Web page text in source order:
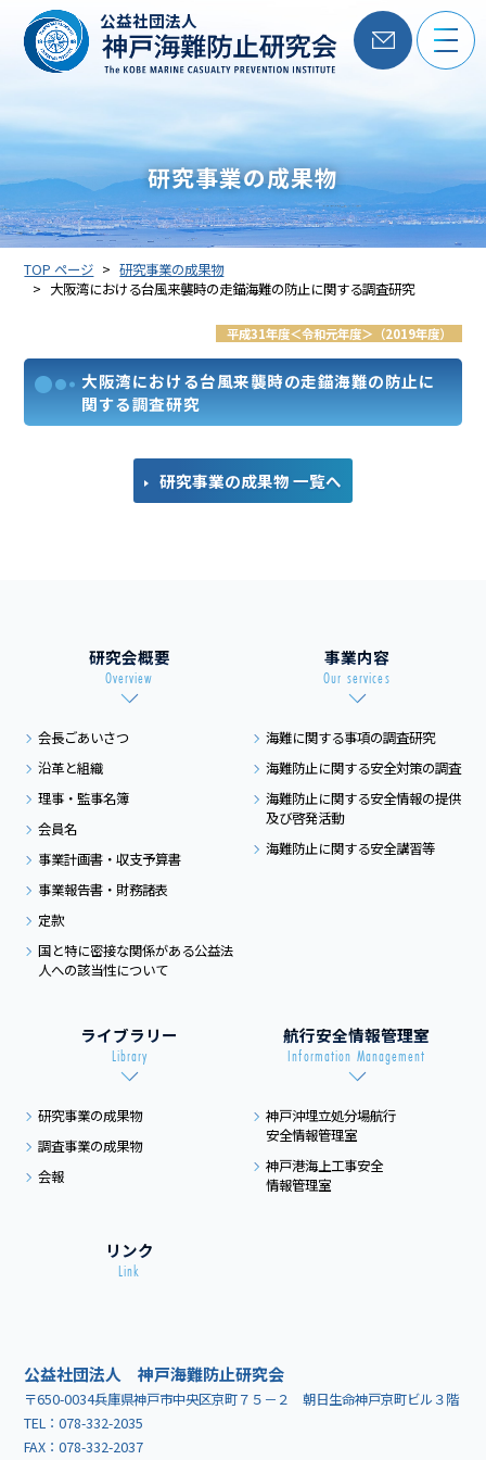
公益社団法人
研究事業の成果物
TOP ページ
研究事業の成果物
大阪湾における台風来襲時の走錨海難の防止に関する調査研究
平成31年度＜令和元年度＞（2019年度）
大阪湾における台風来襲時の走錨海難の防止に
関する調査研究
研究事業の成果物 一覧へ
研究会概要
Overview
会長ごあいさつ
沿革と組織
理事・監事名簿
会員名
事業計画書・収支予算書
事業報告書・財務諸表
定款
国と特に密接な関係がある公益法
人への該当性について
事業内容
Our services
海難に関する事項の調査研究
海難防止に関する安全対策の調査
海難防止に関する安全情報の提供
及び啓発活動
海難防止に関する安全講習等
ライブラリー
Library
研究事業の成果物
調査事業の成果物
会報
航行安全情報管理室
Information Management
神戸沖埋立処分場航行
安全情報管理室
神戸港海上工事安全
情報管理室
リンク
Link
公益社団法人 神戸海難防止研究会
〒650-0034兵庫県神戸市中央区京町７５－２ 朝日生命神戸京町ビル３階
TEL：078-332-2035
FAX：078-332-2037